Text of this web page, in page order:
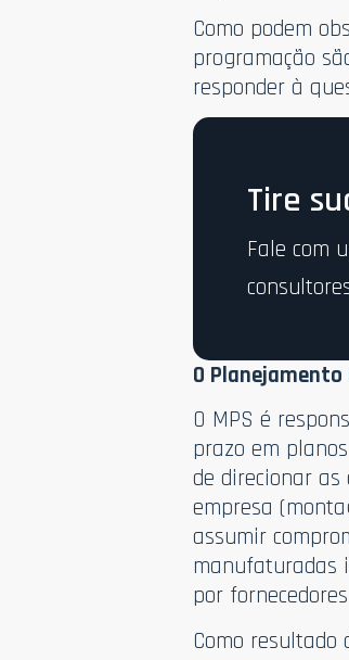
Como podem
programação
responder à
Tire
Fale com
O
O MPS é
prazo em
de direcionar as
empresa
assumir
manufaturadas
por
Como